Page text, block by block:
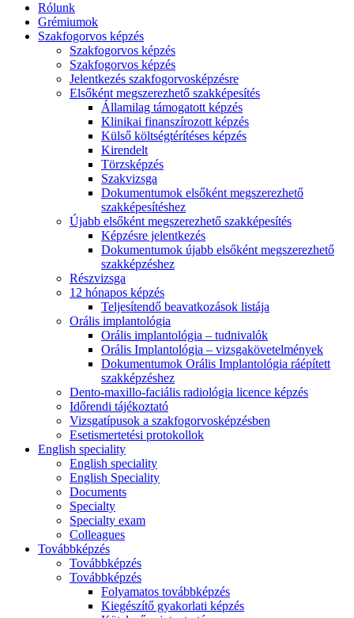
Rólunk
Grémiumok
Szakfogorvos képzés
Szakfogorvos képzés
Szakfogorvos képzés
Jelentkezés szakfogorvosképzésre
Elsőként megszerezhető szakképesítés
Államilag támogatott képzés
Klinikai finanszírozott képzés
Külső költségtérítéses képzés
Kirendelt
Törzsképzés
Szakvizsga
Dokumentumok elsőként megszerezhető
szakképesítéshez
Újabb elsőként megszerezhető szakképesítés
Képzésre jelentkezés
Dokumentumok újabb elsőként megszerezhető
szakképzéshez
Részvizsga
12 hónapos képzés
Teljesítendő beavatkozások listája
Orális implantológia
Orális implantológia – tudnivalók
Orális Implantológia – vizsgakövetelmények
Dokumentumok Orális Implantológia ráépített
szakképzéshez
Dento-maxillo-faciális radiológia licence képzés
Időrendi tájékoztató
Vizsgatípusok a szakfogorvosképzésben
Esetismertetési protokollok
English speciality
English speciality
English Speciality
Documents
Specialty
Specialty exam
Colleagues
Továbbképzés
Továbbképzés
Továbbképzés
Folyamatos továbbképzés
Kiegészítő gyakorlati képzés